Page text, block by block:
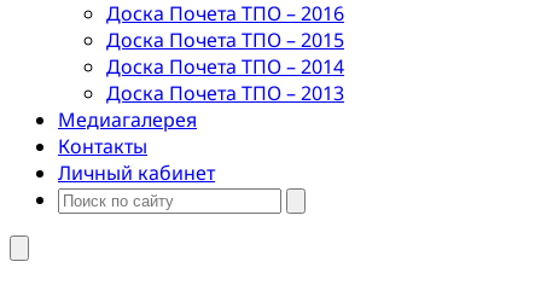
Доска Почета ТПО – 2016
Доска Почета ТПО – 2015
Доска Почета ТПО – 2014
Доска Почета ТПО – 2013
Медиагалерея
Контакты
Личный кабинет